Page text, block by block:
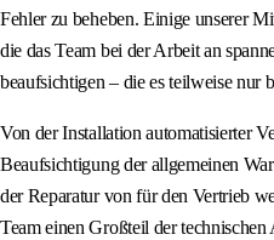
Fehler zu beheben. Einige unserer
die das Team bei der Arbeit an
beaufsichtigen – die es teilweise nur
Von der Installation automatisierter
Beaufsichtigung der allgemeinen
der Reparatur von für den Vertrieb
Team einen Großteil der